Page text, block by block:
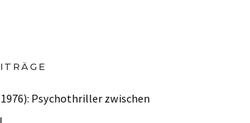
Psychothriller zwischen